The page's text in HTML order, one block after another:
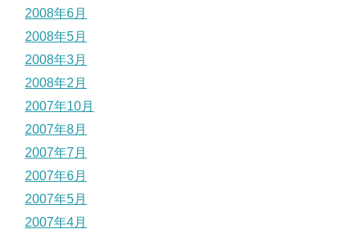
2008年6月
2008年5月
2008年3月
2008年2月
2007年10月
2007年8月
2007年7月
2007年6月
2007年5月
2007年4月